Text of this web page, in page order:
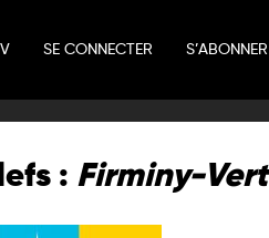
SE CONNECTER S’ABONNER
: Firminy-Vert